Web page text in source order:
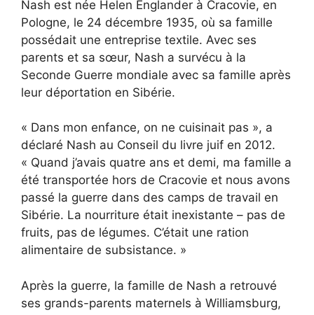
Nash est née Helen Englander à Cracovie, en
Pologne, le 24 décembre 1935, où sa famille
possédait une entreprise textile. Avec ses
parents et sa sœur, Nash a survécu à la
Seconde Guerre mondiale avec sa famille après
leur déportation en Sibérie.
« Dans mon enfance, on ne cuisinait pas », a
déclaré Nash au Conseil du livre juif en 2012.
« Quand j’avais quatre ans et demi, ma famille a
été transportée hors de Cracovie et nous avons
passé la guerre dans des camps de travail en
Sibérie. La nourriture était inexistante – pas de
fruits, pas de légumes. C’était une ration
alimentaire de subsistance. »
Après la guerre, la famille de Nash a retrouvé
ses grands-parents maternels à Williamsburg,